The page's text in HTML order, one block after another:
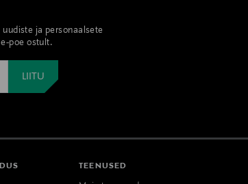
ja personaalsete
poe ostult.
TEENUSED